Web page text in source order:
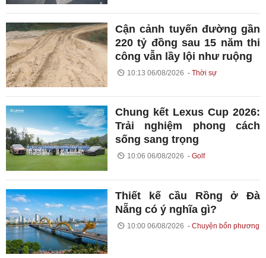
Cận cảnh tuyến đường gần
220 tỷ đồng sau 15 năm thi
công vẫn lầy lội như ruộng
10:13 06/08/2026 Thời sự
Chung kết Lexus Cup 2026:
Trải nghiệm phong cách
sống sang trọng
10:06 06/08/2026 Golf
Thiết kế cầu Rồng ở Đà
Nẵng có ý nghĩa gì?
10:00 06/08/2026 Chuyện bốn phương